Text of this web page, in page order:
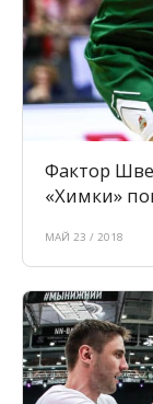
Фактор
«Химки»
МАЙ 23 / 2018